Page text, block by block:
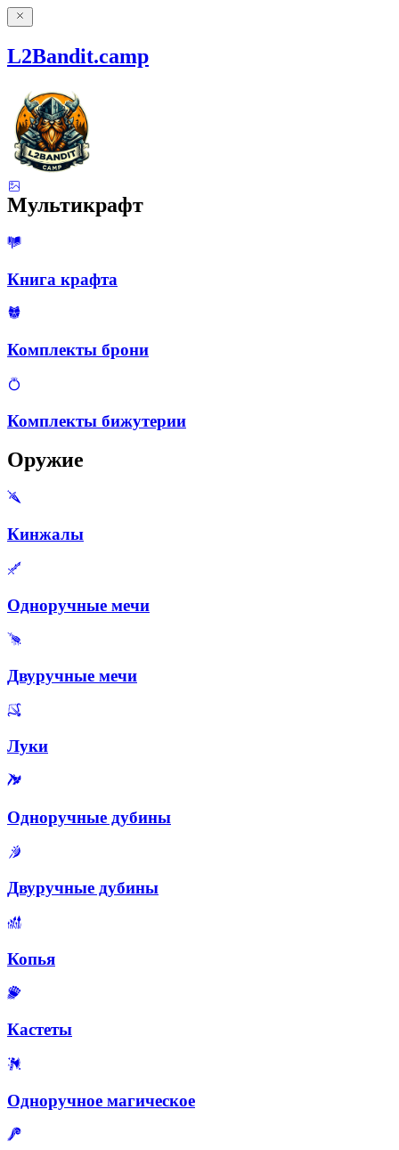
L2Bandit.camp
Мультикрафт
Книга крафта
Комплекты брони
Комплекты бижутерии
Оружие
Кинжалы
Одноручные мечи
Двуручные мечи
Луки
Одноручные дубины
Двуручные дубины
Копья
Кастеты
Одноручное магическое